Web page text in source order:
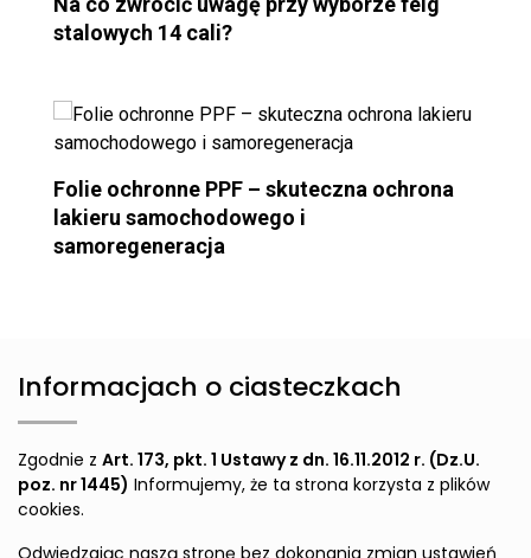
stalowych 14 cali?
Folie ochronne PPF – skuteczna ochrona
lakieru samochodowego i
samoregeneracja
Informacjach o ciasteczkach
Zgodnie z Art. 173, pkt. 1 Ustawy z dn. 16.11.2012 r. (Dz.U.
poz. nr 1445) Informujemy, że ta strona korzysta z plików
cookies.
Odwiedzając naszą stronę bez dokonania zmian ustawień